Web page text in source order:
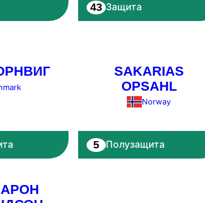
43 Защита
SAKARIAS
OPSAHL
Norway
5 Полузащита
АРОН